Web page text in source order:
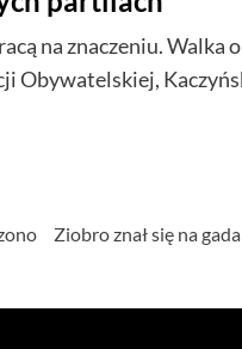
na znaczeniu. Walka
Obywatelskiej,
Ziobro znał się na